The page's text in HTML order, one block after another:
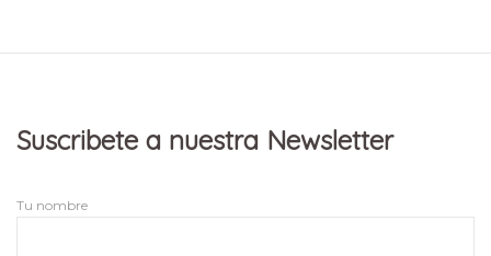
Suscribete a nuestra Newsletter
Tu nombre